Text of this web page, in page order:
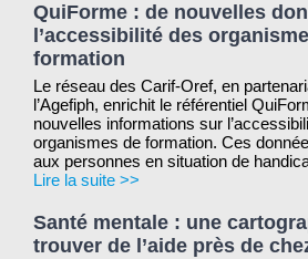
QuiForme : de nouvelles
l’accessibilité des
formation
Le réseau des Carif-Oref, en
l’Agefiph, enrichit le référentiel
nouvelles informations sur
organismes de formation. Ces
aux personnes en situation de
Lire la suite >>
Santé mentale : une
trouver de l’aide près de